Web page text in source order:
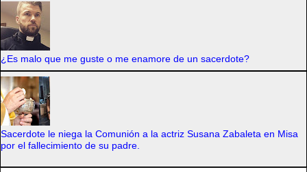
¿Es malo que me guste o me enamore de un sacerdote?
Sacerdote le niega la Comunión a la actriz Susana Zabaleta en Misa
por el fallecimiento de su padre.